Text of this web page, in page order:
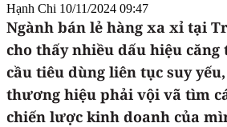
Hạnh Chi 10/11/2024 09:47
Ngành bán lẻ hàng xa xỉ tại
cho thấy nhiều dấu hiệu
cầu tiêu dùng liên tục suy
thương hiệu phải vội vã tìm
chiến lược kinh doanh của